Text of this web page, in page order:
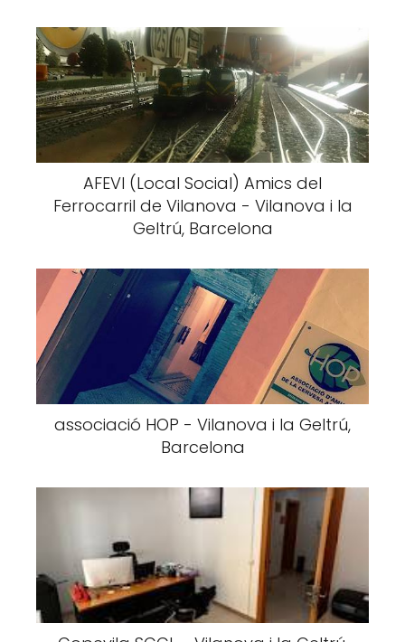
AFEVI (Local Social) Amics del
Ferrocarril de Vilanova - Vilanova i la
Geltrú, Barcelona
associació HOP - Vilanova i la Geltrú,
Barcelona